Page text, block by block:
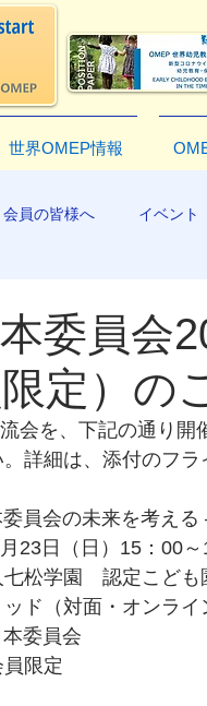
世界OMEP情報
会員の皆様へ イベント
委員会
定）の
会を、下記の通り開
詳細は、添付のフ
委員会の未来を考え
23日（日）15：00
松学園　認定こど
ド（対面・オンライ
委員会
限定